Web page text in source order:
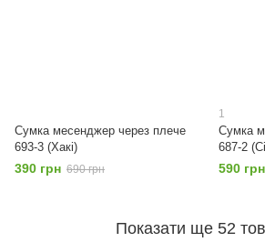
Сумка месенджер через плече
693-3 (Хакі)
390 грн 690 грн
1
Сумка
687-2
590 грн
Показати ще 52